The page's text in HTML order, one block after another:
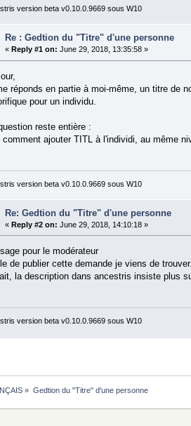
version beta v0.10.0.9669 sous W10
Re : Gedtion du "Titre" d'une personne
« Reply #1 on: June 29, 2018, 13:35:58 »
réponds en partie à moi-même, un titre de
pour un individu.
reste entière :
comment ajouter TITL à l'individi, au même
version beta v0.10.0.9669 sous W10
Re: Gedtion du "Titre" d'une personne
«Reply #2 on: June 29, 2018, 14:10:18 »
pour le modérateur
de publier cette demande je viens de trouver.
la description dans ancestris insiste plus
version beta v0.10.0.9669 sous W10
» Gedtion du "Titre" d'une personne